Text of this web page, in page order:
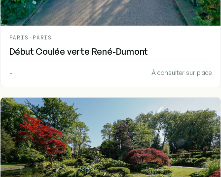
PARIS - PARIS
Début Coulée verte René-Dumont
- À consulter sur place